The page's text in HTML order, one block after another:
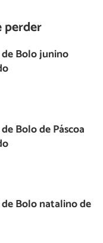
perder
Bolo junino
Bolo de Páscoa
Bolo natalino de